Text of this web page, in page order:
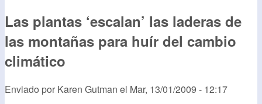
Las plantas ‘escalan’ las laderas de
las montañas para huír del cambio
climático
Enviado por Karen Gutman el Mar, 13/01/2009 - 12:17